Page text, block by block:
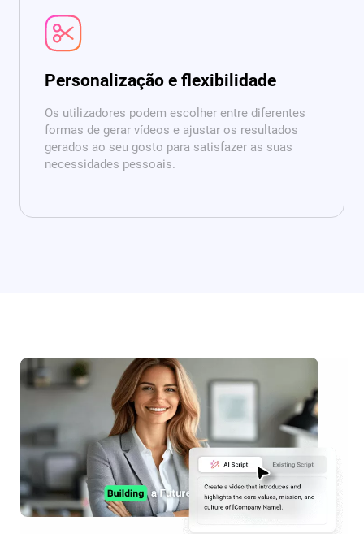
Personalização e flexibilidade
Os utilizadores podem escolher entre diferentes
formas de gerar vídeos e ajustar os resultados
gerados ao seu gosto para satisfazer as suas
necessidades pessoais.